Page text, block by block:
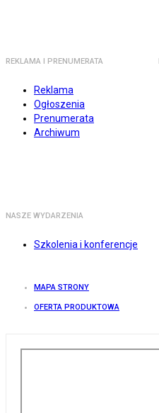
REKLAMA I PRENUMERATA
Reklama
Ogłoszenia
Prenumerata
Archiwum
NASZE WYDARZENIA
Szkolenia i konferencje
MAPA STRONY
OFERTA PRODUKTOWA